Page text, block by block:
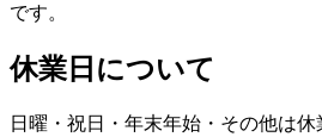
です。
休業日について
日曜・祝日・年末年始・その他は